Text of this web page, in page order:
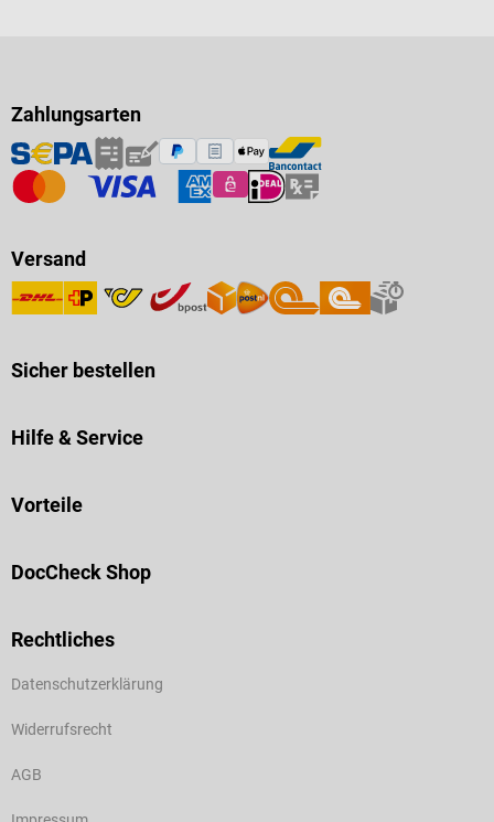
Zahlungsarten
Versand
Sicher bestellen
Hilfe & Service
Vorteile
DocCheck Shop
Rechtliches
Datenschutzerklärung
Widerrufsrecht
AGB